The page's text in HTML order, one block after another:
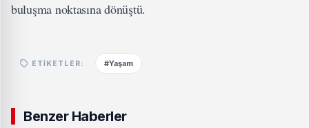
buluşma noktasına dönüştü.
ETIKETLER: #Yaşam
Benzer Haberler